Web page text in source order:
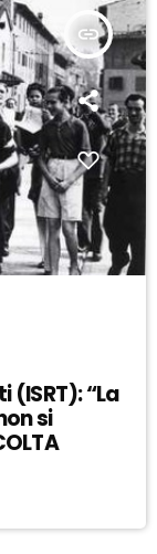
insert_link
(ISRT): “La
si